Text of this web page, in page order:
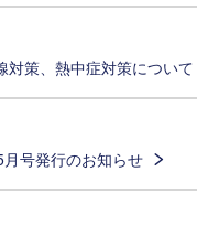
対策、熱中症対策について
号発行のお知らせ